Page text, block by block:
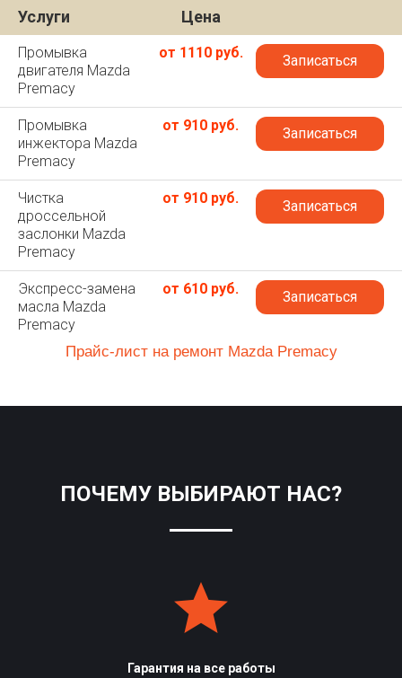
Услуги Цена
Промывка
двигателя Mazda
Premacy
от 1110 руб. Записаться
Промывка
инжектора Mazda
Premacy
от 910 руб. Записаться
Чистка
дроссельной
заслонки Mazda
Premacy
от 910 руб. Записаться
Экспресс-замена
масла Mazda
Premacy
от 610 руб. Записаться
Прайс-лист на ремонт Mazda Premacy
ПОЧЕМУ ВЫБИРАЮТ НАС?
Гарантия на все работы